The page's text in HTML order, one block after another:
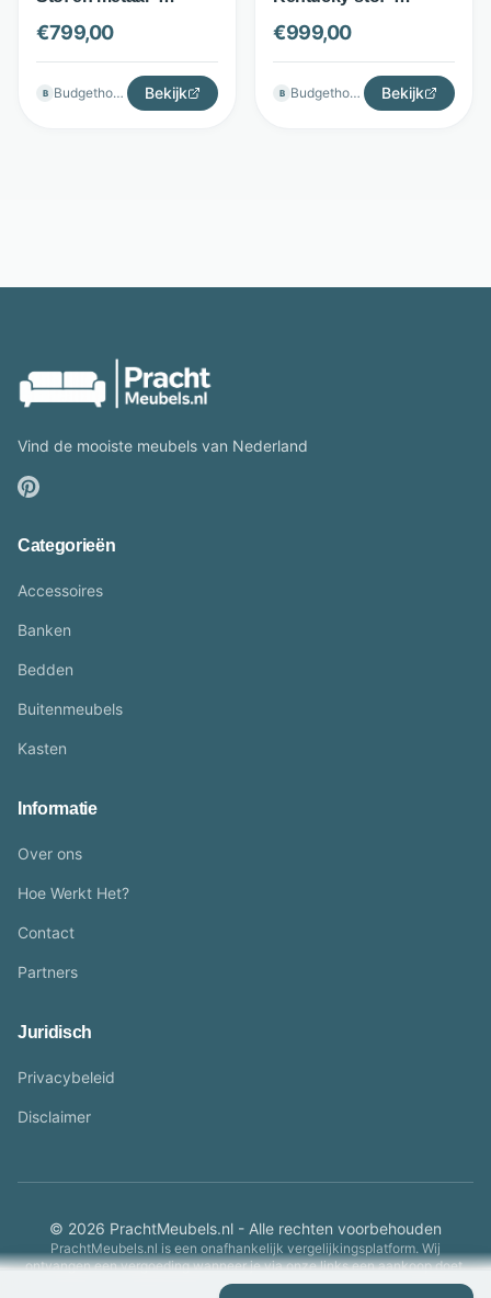
Elektrisch verstelbaar -
Antraciet - Budget
Home Store
€799,00
B Budgethomestore Bekijk
Elektrisch verstelbaar -
Antraciet - Budget
Home Store
€999,00
B Budgethomestore Bekijk
Vind de mooiste meubels van Nederland
Categorieën
Accessoires
Banken
Bedden
Buitenmeubels
Kasten
Informatie
Over ons
Hoe Werkt Het?
Contact
Partners
Juridisch
Privacybeleid
Disclaimer
© 2026 PrachtMeubels.nl - Alle rechten voorbehouden
PrachtMeubels.nl is een onafhankelijk vergelijkingsplatform. Wij
ontvangen een vergoeding wanneer je via onze links een aankoop doet.